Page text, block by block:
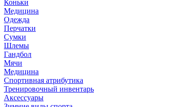
Коньки
Медицина
Одежда
Перчатки
Сумки
Шлемы
Гандбол
Мячи
Медицина
Спортивная атрибутика
Тренировочный инвентарь
Аксессуары